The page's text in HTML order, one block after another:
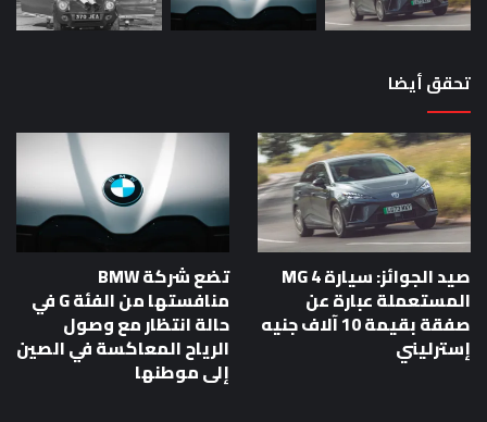
تحقق أيضا
صيد الجوائز: سيارة MG 4
المستعملة عبارة عن
صفقة بقيمة 10 آلاف جنيه
إسترليني
تضع شركة BMW
منافستها من الفئة G في
حالة انتظار مع وصول
الرياح المعاكسة في الصين
إلى موطنها